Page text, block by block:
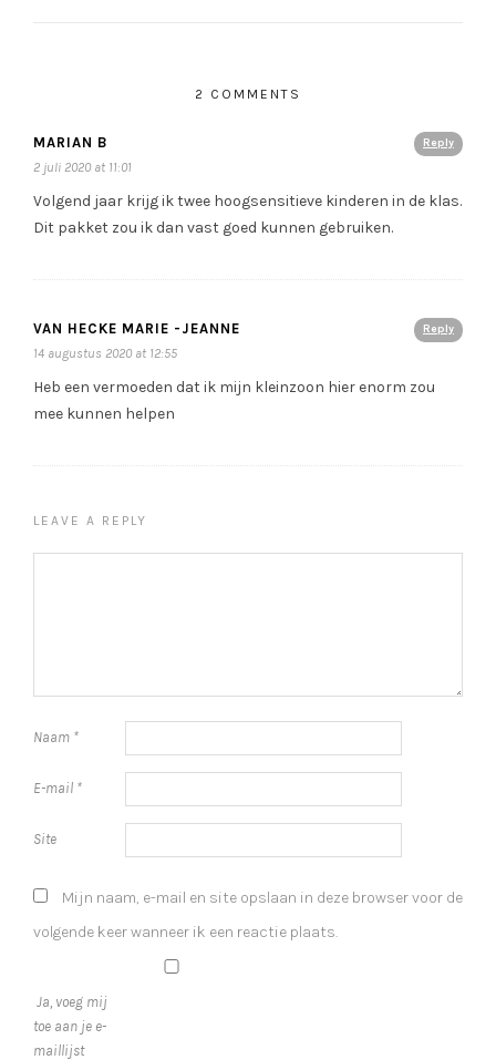
2 COMMENTS
Reply
MARIAN B
2 juli 2020 at 11:01
Volgend jaar krijg ik twee hoogsensitieve kinderen in de klas.
Dit pakket zou ik dan vast goed kunnen gebruiken.
Reply
VAN HECKE MARIE -JEANNE
14 augustus 2020 at 12:55
Heb een vermoeden dat ik mijn kleinzoon hier enorm zou
mee kunnen helpen
LEAVE A REPLY
Naam *
E-mail *
Site
Mijn naam, e-mail en site opslaan in deze browser voor de
volgende keer wanneer ik een reactie plaats.
Ja, voeg mij
toe aan je e-
maillijst